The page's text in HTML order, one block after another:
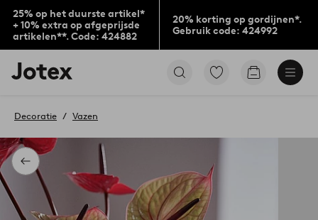
25% op het duurste artikel*
+ 10% extra op afgeprijsde
artikelen**. Code: 424882
20% korting op gordijnen*.
Gebruik code: 424992
Jotex
logo
to
home
page
Ga
Go
Terug
Decoratie Vazen